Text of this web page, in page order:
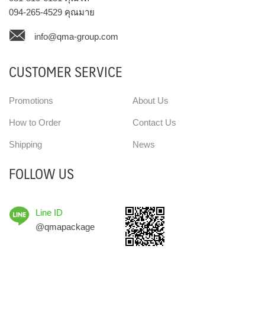
094-265-4529 คุณมาย
info@qma-group.com
CUSTOMER SERVICE
Promotions
How to Order
Shipping
About Us
Contact Us
News
FOLLOW US
Line ID
@qmapackage